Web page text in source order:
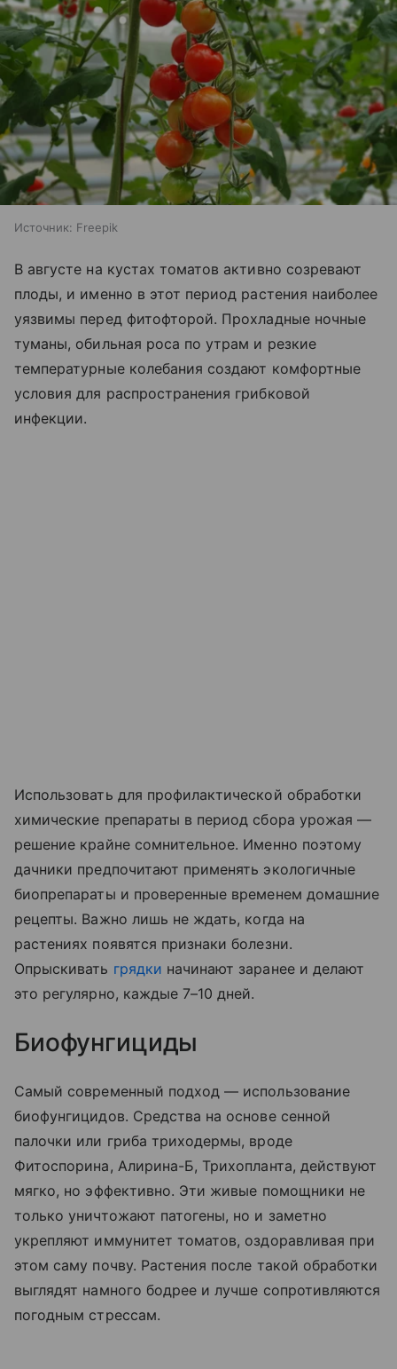
Источник: Freepik
В августе на кустах томатов активно созревают
плоды, и именно в этот период растения наиболее
уязвимы перед фитофторой. Прохладные ночные
туманы, обильная роса по утрам и резкие
температурные колебания создают комфортные
условия для распространения грибковой
инфекции.
Использовать для профилактической обработки
химические препараты в период сбора урожая —
решение крайне сомнительное. Именно поэтому
дачники предпочитают применять экологичные
биопрепараты и проверенные временем домашние
рецепты. Важно лишь не ждать, когда на
растениях появятся признаки болезни.
Опрыскивать грядки начинают заранее и делают
это регулярно, каждые 7–10 дней.
Биофунгициды
Самый современный подход — использование
биофунгицидов. Средства на основе сенной
палочки или гриба триходермы, вроде
Фитоспорина, Алирина-Б, Трихопланта, действуют
мягко, но эффективно. Эти живые помощники не
только уничтожают патогены, но и заметно
укрепляют иммунитет томатов, оздоравливая при
этом саму почву. Растения после такой обработки
выглядят намного бодрее и лучше сопротивляются
погодным стрессам.